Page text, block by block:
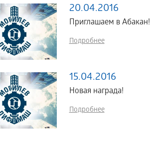
20.04.2016
Приглашаем в Абакан!
Подробнее
15.04.2016
Новая награда!
Подробнее